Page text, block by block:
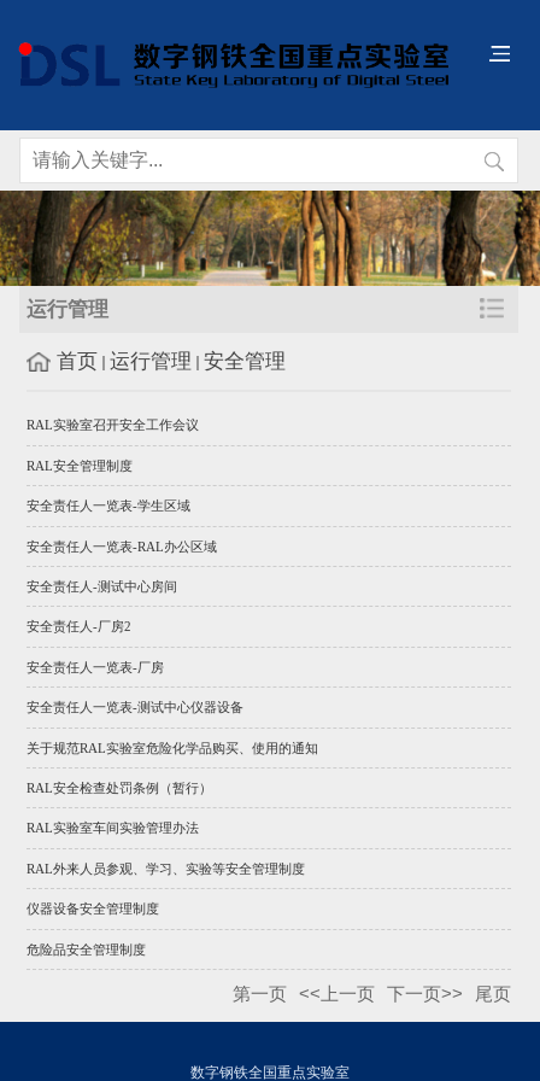
运行管理
首页 运行管理 安全管理
RAL实验室召开安全工作会议
RAL安全管理制度
安全责任人一览表-学生区域
安全责任人一览表-RAL办公区域
安全责任人-测试中心房间
安全责任人-厂房2
安全责任人一览表-厂房
安全责任人一览表-测试中心仪器设备
关于规范RAL实验室危险化学品购买、使用的通知
RAL安全检查处罚条例（暂行）
RAL实验室车间实验管理办法
RAL外来人员参观、学习、实验等安全管理制度
仪器设备安全管理制度
危险品安全管理制度
第一页 <<上一页 下一页>> 尾页
数字钢铁全国重点实验室